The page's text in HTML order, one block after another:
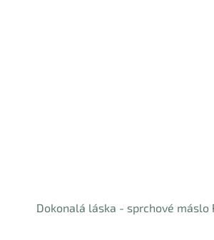
Dokonalá láska - sprchové máslo